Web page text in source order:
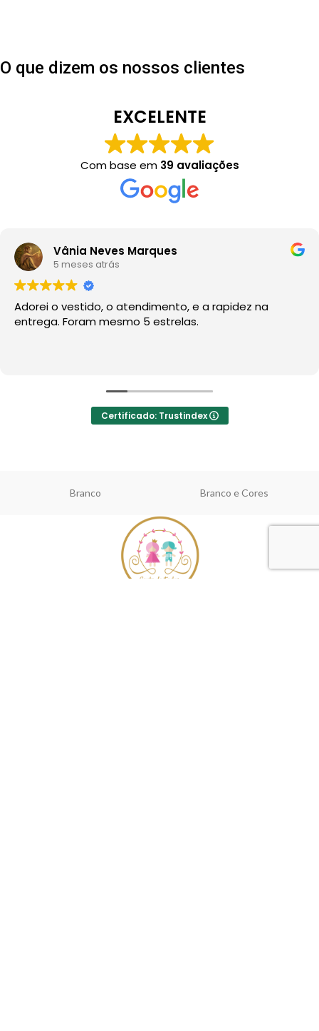
O que dizem os nossos clientes
EXCELENTE
Com base em 39 avaliações
Vânia Neves Marques
5 meses atrás
Adorei o vestido, o atendimento, e a rapidez na
entrega. Foram mesmo 5 estrelas.
Certificado: Trustindex
Branco Branco e Cores